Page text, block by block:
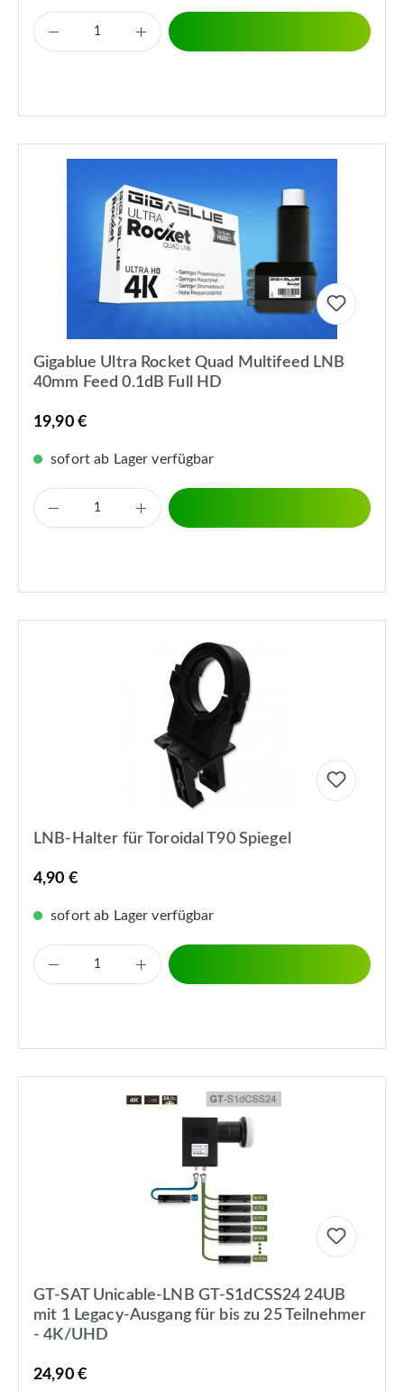
Gigablue Ultra Rocket Quad Multifeed LNB
40mm Feed 0.1dB Full HD
19,90 €
sofort ab Lager verfügbar
LNB-Halter für Toroidal T90 Spiegel
4,90 €
sofort ab Lager verfügbar
GT-SAT Unicable-LNB GT-S1dCSS24 24UB
mit 1 Legacy-Ausgang für bis zu 25 Teilnehmer
- 4K/UHD
24,90 €